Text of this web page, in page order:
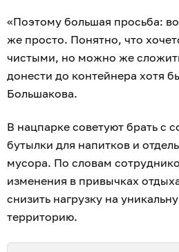
«Поэтому большая просьба:
же просто. Понятно, что
чистыми, но можно же
донести до контейнера хотя
Большакова.
В нацпарке советуют брать с
бутылки для напитков и
мусора. По словам
изменения в привычках
снизить нагрузку на
территорию.